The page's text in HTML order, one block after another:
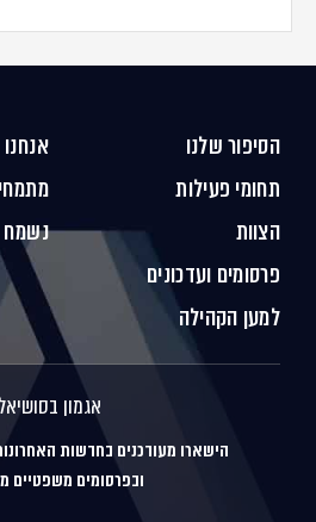
הסיפור שלנו
תחומי פעילות
הצוות
פרסומים ועדכונים
למען הקהילה
אנחנו
אגמון בסושיאל
הישארו מעודכנים בחדשות
ובפרסומים משפטיים